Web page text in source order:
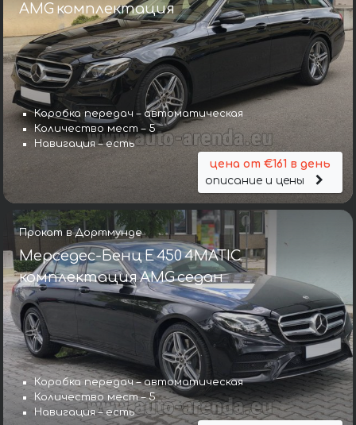
AMG комплектация
Коробка передач – автоматическая
Количество мест – 5
Навигация – есть
цена от €161 в день
описание и цены
Прокат в Дортмунде
Мерседес-Бенц E 450 4MATIC
комплектация AMG седан
Коробка передач – автоматическая
Количество мест – 5
Навигация – есть